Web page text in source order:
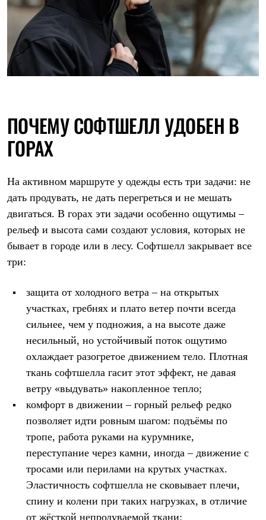
Аксессуары для спальников
Сумки и баулы
Баулы
Кошельки
Сумки
Гермомешки
Полезные аксессуары
Обувь
Женская обувь
Сапоги
Ботинки
Кроссовки
Сапоги
Гамаши и бахилы
Гамаши
Бахилы
Тапочки и чуни
Чуни
Головные уборы
Шапки
Балаклавы и маски
Повязки
Шарфы
Перчатки и рукавицы
Перчатки
Рукавицы
Полезные аксессуары
Брелки
Шевроны
Опушки
Термоковрики
Уход за одеждой
В Арктику
Коллекции
ПОЧЕМУ СОФТШЕЛЛ УДОБЕН В
ГОРАХ
На активном маршруте у одежды есть три задачи: не
дать продувать, не дать перегреться и не мешать
двигаться. В горах эти задачи особенно ощутимы –
рельеф и высота сами создают условия, которых не
бывает в городе или в лесу. Софтшелл закрывает все
три:
защита от холодного ветра – на открытых
участках, гребнях и плато ветер почти всегда
сильнее, чем у подножия, а на высоте даже
несильный, но устойчивый поток ощутимо
охлаждает разогретое движением тело. Плотная
ткань софтшелла гасит этот эффект, не давая
ветру «выдувать» накопленное тепло;
комфорт в движении – горный рельеф редко
позволяет идти ровным шагом: подъёмы по
тропе, работа руками на курумнике,
переступание через камни, иногда – движение с
тросами или перилами на крутых участках.
Эластичность софтшелла не сковывает плечи,
спину и колени при таких нагрузках, в отличие
от жёсткой непродуваемой ткани;